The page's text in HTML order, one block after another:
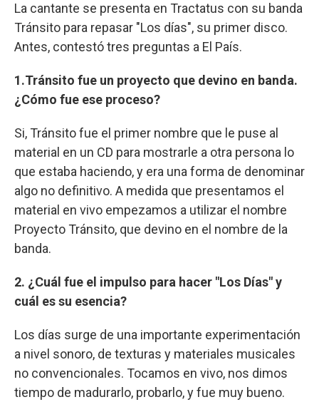
La cantante se presenta en Tractatus con su banda
Tránsito para repasar "Los días", su primer disco.
Antes, contestó tres preguntas a El País.
1.Tránsito fue un proyecto que devino en banda.
¿Cómo fue ese proceso?
Si, Tránsito fue el primer nombre que le puse al
material en un CD para mostrarle a otra persona lo
que estaba haciendo, y era una forma de denominar
algo no definitivo. A medida que presentamos el
material en vivo empezamos a utilizar el nombre
Proyecto Tránsito, que devino en el nombre de la
banda.
2. ¿Cuál fue el impulso para hacer "Los Días" y
cuál es su esencia?
Los días surge de una importante experimentación
a nivel sonoro, de texturas y materiales musicales
no convencionales. Tocamos en vivo, nos dimos
tiempo de madurarlo, probarlo, y fue muy bueno.